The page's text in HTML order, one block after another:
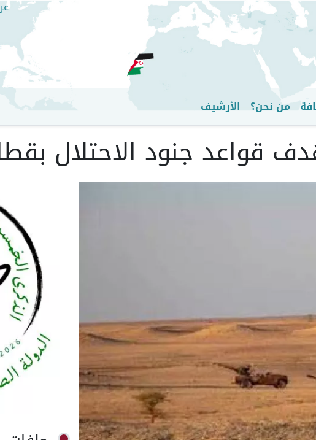
تجاوز
إلى
المحتوى
الرئيسي
من نحن؟ الأرشيف
قواعد جنود الاحتلال